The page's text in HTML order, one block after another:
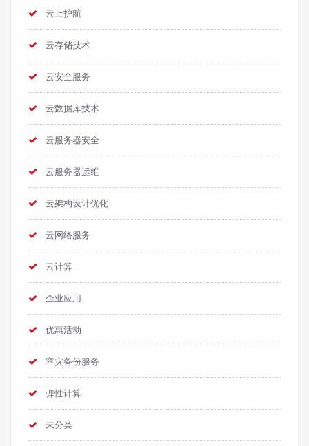
云上护航
云存储技术
云安全服务
云数据库技术
云服务器安全
云服务器运维
云架构设计优化
云网络服务
云计算
企业应用
优惠活动
容灾备份服务
弹性计算
未分类